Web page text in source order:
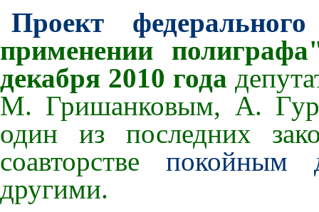
Проект
применении
декабря 2010 года
М. Гришанковым, А.
один из последних
соавторствепокойным
другими.